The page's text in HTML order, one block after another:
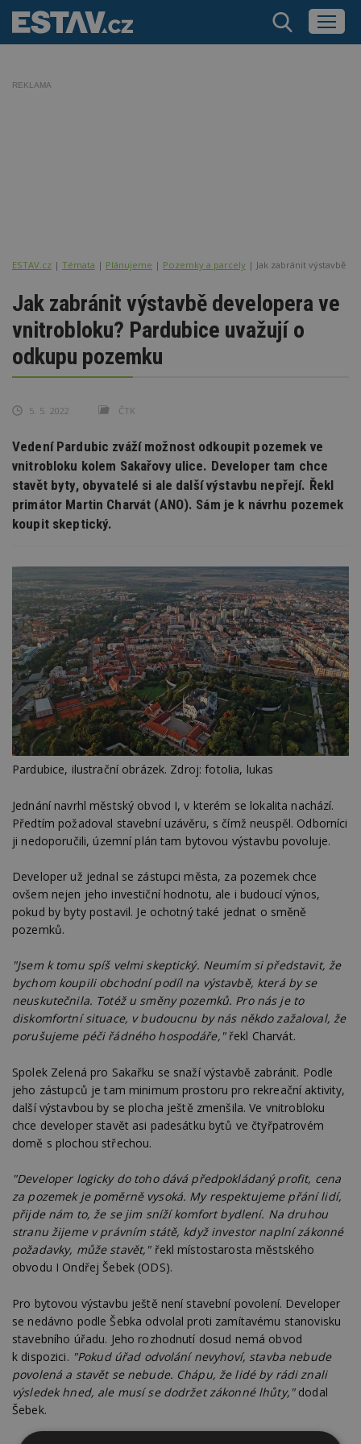
REKLAMA
ESTAV.cz Témata Plánujeme Pozemky a parcely Jak zabránit výstavbě
Jak zabránit výstavbě developera ve
vnitrobloku? Pardubice uvažují o
odkupu pozemku
5. 5. 2022 ČTK
Vedení Pardubic zváží možnost odkoupit pozemek ve
vnitrobloku kolem Sakařovy ulice. Developer tam chce
stavět byty, obyvatelé si ale další výstavbu nepřejí. Řekl
primátor Martin Charvát (ANO). Sám je k návrhu pozemek
koupit skeptický.
Pardubice, ilustrační obrázek. Zdroj: fotolia, lukas
Jednání navrhl městský obvod I, v kterém se lokalita nachází.
Předtím požadoval stavební uzávěru, s čímž neuspěl. Odborníci
ji nedoporučili, územní plán tam bytovou výstavbu povoluje.
Developer už jednal se zástupci města, za pozemek chce
ovšem nejen jeho investiční hodnotu, ale i budoucí výnos,
pokud by byty postavil. Je ochotný také jednat o směně
pozemků.
"Jsem k tomu spíš velmi skeptický. Neumím si představit, že
bychom koupili obchodní podíl na výstavbě, která by se
neuskutečnila. Totéž u směny pozemků. Pro nás je to
diskomfortní situace, v budoucnu by nás někdo zažaloval, že
porušujeme péči řádného hospodáře,"řekl Charvát.
Spolek Zelená pro Sakařku se snaží výstavbě zabránit. Podle
jeho zástupců je tam minimum prostoru pro rekreační aktivity,
další výstavbou by se plocha ještě zmenšila. Ve vnitrobloku
chce developer stavět asi padesátku bytů ve čtyřpatrovém
domě s plochou střechou.
"Developer logicky do toho dává předpokládaný profit, cena
za pozemek je poměrně vysoká. My respektujeme přání lidí,
přijde nám to, že se jim sníží komfort bydlení. Na druhou
stranu žijeme v právním státě, když investor naplní zákonné
požadavky, může stavět,"řekl místostarosta městského
obvodu I Ondřej Šebek (ODS).
Pro bytovou výstavbu ještě není stavební povolení. Developer
se nedávno podle Šebka odvolal proti zamítavému stanovisku
stavebního úřadu. Jeho rozhodnutí dosud nemá obvod
k dispozici. "Pokud úřad odvolání nevyhoví, stavba nebude
povolená a stavět se nebude. Chápu, že lidé by rádi znali
výsledek hned, ale musí se dodržet zákonné lhůty,"dodal
Šebek.